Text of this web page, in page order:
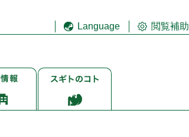
Language 閲覧補助
ス